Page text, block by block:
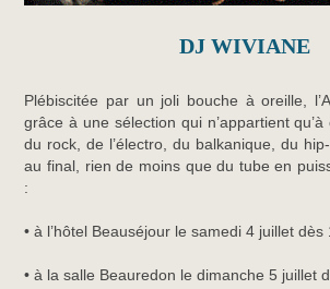
DJ WIVIANE
Plébiscitée par un joli bouche à oreille,
grâce à une sélection qui n’appartient
du rock, de l’électro, du balkanique, du
au final, rien de moins que du tube en
:
• à l’hôtel Beauséjour le samedi 4 juillet dès
• à la salle Beauredon le dimanche 5 juillet